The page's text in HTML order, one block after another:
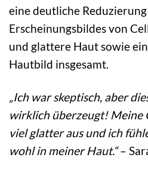
eine deutliche Reduzierung
Erscheinungsbildes von
und glattere Haut sowie
Hautbild insgesamt.
„Ich war skeptisch, aber
wirklich überzeugt! Meine
viel glatter aus und ich
wohl in meiner Haut.“–